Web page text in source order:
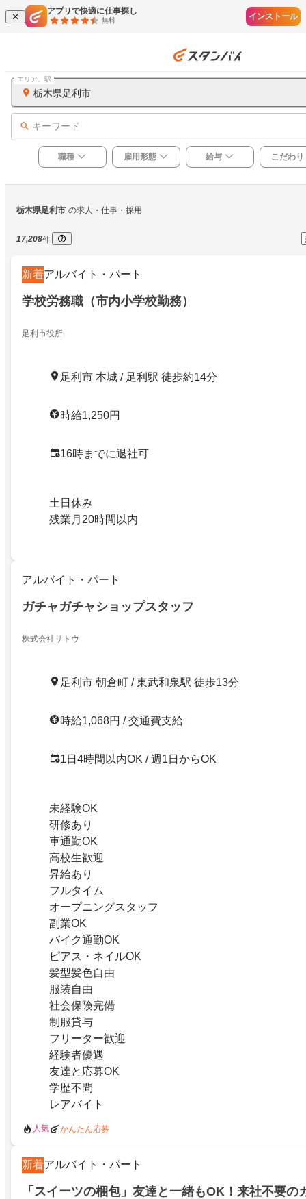
アプリで快適に仕事探し
無料 インストール
栃木県足利市
エリア、駅
キーワード
職種 雇用形態 給与 こだわり
栃木県足利市 の求人・仕事・採用
17,208件
新着アルバイト・パート
学校労務職（市内小学校勤務）
足利市役所
足利市 本城 / 足利駅 徒歩約14分
時給1,250円
16時までに退社可
土日休み
残業月20時間以内
アルバイト・パート
ガチャガチャショップスタッフ
株式会社サトウ
足利市 朝倉町 / 東武和泉駅 徒歩13分
時給1,068円 / 交通費支給
1日4時間以内OK / 週1日からOK
未経験OK
研修あり
車通勤OK
高校生歓迎
昇給あり
フルタイム
オープニングスタッフ
副業OK
バイク通勤OK
ピアス・ネイルOK
髪型髪色自由
服装自由
社会保険完備
制服貸与
フリーター歓迎
経験者優遇
友達と応募OK
学歴不問
レアバイト
人気 かんたん応募
新着アルバイト・パート
「スイーツの梱包」友達と一緒もOK！来社不要の